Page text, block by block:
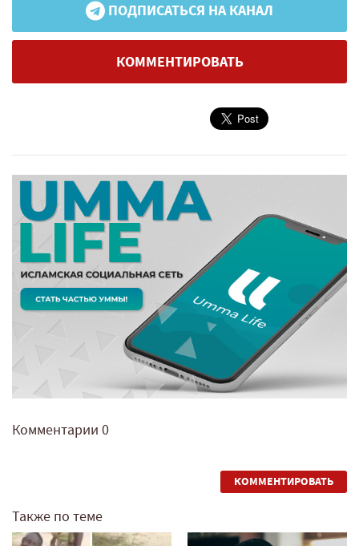
ПОДПИСАТЬСЯ НА КАНАЛ
КОММЕНТИРОВАТЬ
Комментарии 0
КОММЕНТИРОВАТЬ
Также по теме